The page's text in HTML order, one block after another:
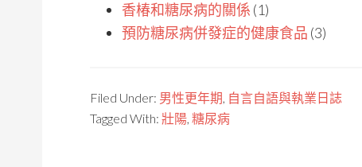
香椿和糖尿病的關係 (1)
預防糖尿病併發症的健康食品 (3)
Filed Under: 男性更年期, 自言自語與執業日誌
Tagged With: 壯陽, 糖尿病